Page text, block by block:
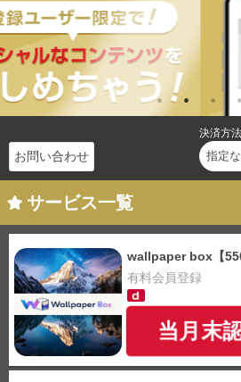
お問い合わせ
決済方法
サービス一覧
wallpaper box【
有料会員登録
当月末